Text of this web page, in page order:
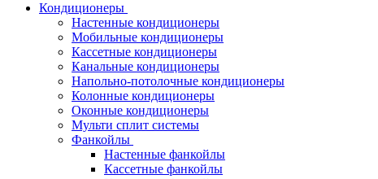
Кондиционеры
Настенные кондиционеры
Мобильные кондиционеры
Кассетные кондиционеры
Канальные кондиционеры
Напольно-потолочные кондиционеры
Колонные кондиционеры
Оконные кондиционеры
Мульти сплит системы
Фанкойлы
Настенные фанкойлы
Кассетные фанкойлы